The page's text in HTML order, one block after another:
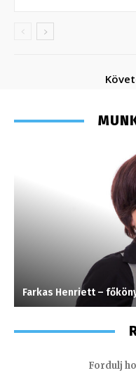
Farkas Henriett –
Fordulj